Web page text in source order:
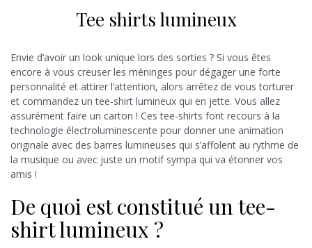
Tee shirts lumineux
Envie d’avoir un look unique lors des sorties ? Si vous êtes
encore à vous creuser les méninges pour dégager une forte
personnalité et attirer l’attention, alors arrêtez de vous torturer
et commandez un tee-shirt lumineux qui en jette. Vous allez
assurément faire un carton ! Ces tee-shirts font recours à la
technologie électroluminescente pour donner une animation
originale avec des barres lumineuses qui s’affolent au rythme de
la musique ou avec juste un motif sympa qui va étonner vos
amis !
De quoi est constitué un tee-
shirt lumineux ?